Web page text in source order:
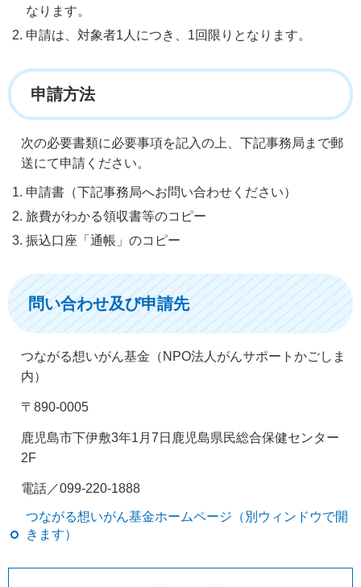
なります。
申請は、対象者1人につき、1回限りとなります。
申請方法
次の必要書類に必要事項を記入の上、下記事務局まで郵
送にて申請ください。
申請書（下記事務局へお問い合わせください）
旅費がわかる領収書等のコピー
振込口座「通帳」のコピー
問い合わせ及び申請先
つながる想いがん基金（NPO法人がんサポートかごしま
内）
〒890-0005
鹿児島市下伊敷3年1月7日鹿児島県民総合保健センター
2F
電話／099-220-1888
つながる想いがん基金ホームページ（別ウィンドウで開
きます）